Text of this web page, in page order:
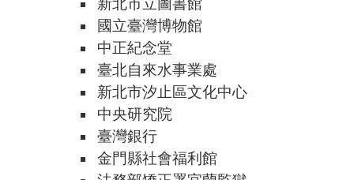
國立臺灣博物館
中正紀念堂
臺北自來水事業處
新北市汐止區文化中心
中央研究院
臺灣銀行
金門縣社會福利館